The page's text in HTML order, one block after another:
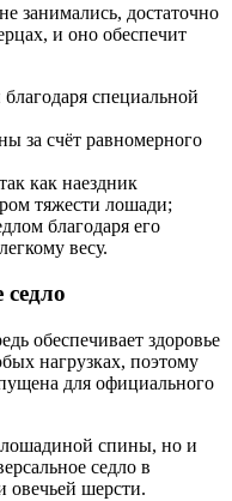
занимались, достаточно
и оно обеспечит
специальной
за счёт равномерного
как наездник
тяжести лошади;
благодаря его
весу.
обеспечивает здоровье
нагрузках, поэтому
для официального
лошадиной спины, но и
седло в
овечьей шерсти.